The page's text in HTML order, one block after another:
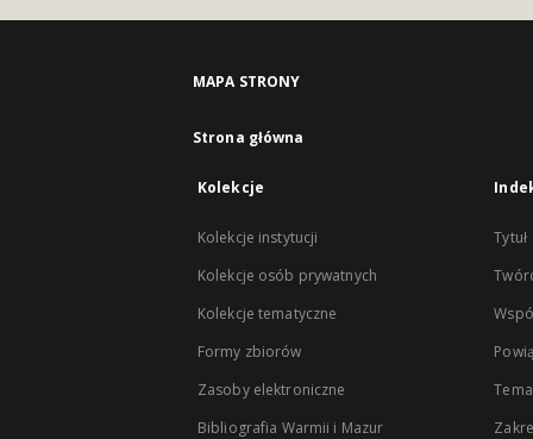
MAPA STRONY
Strona główna
Kolekcje
Kolekcje instytucji
Kolekcje osób prywatnych
Kolekcje tematyczne
Formy zbiorów
Zasoby elektroniczne
Bibliografia Warmii i Mazur
Tytuł